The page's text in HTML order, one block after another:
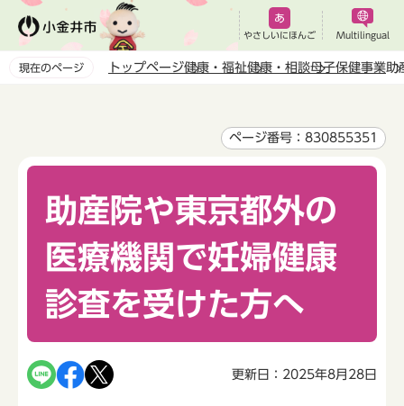
ペ
やさしいにほんご Multilingual
現在のページ トップページ健康・福祉健康・相談母子保健事業助
ページ番号：830855351
助産院や東京都外の
医療機関で妊婦健康
診査を受けた方へ
更新日：2025年8月28日